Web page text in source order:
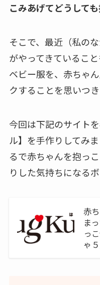
こみあげてどうして
そこで、最近（私の
がやってきているこ
ベビー服を、赤ちゃ
クすることを思いつき
今回は下記のサイト
ル】を手作りしてみ
るで赤ちゃんを抱っ
りした気持ちになる
赤
ま
っ
ゃ